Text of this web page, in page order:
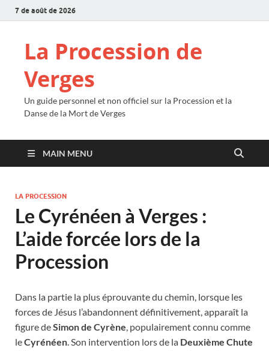
7 de août de 2026
La Procession de
Verges
Un guide personnel et non officiel sur la Procession et la
Danse de la Mort de Verges
MAIN MENU
LA PROCESSION
Le Cyrénéen à Verges :
L’aide forcée lors de la
Procession
Dans la partie la plus éprouvante du chemin, lorsque les
forces de Jésus l’abandonnent définitivement, apparaît la
figure deSimon de Cyrène, populairement connu comme
leCyrénéen. Son intervention lors de la Deuxième Chute